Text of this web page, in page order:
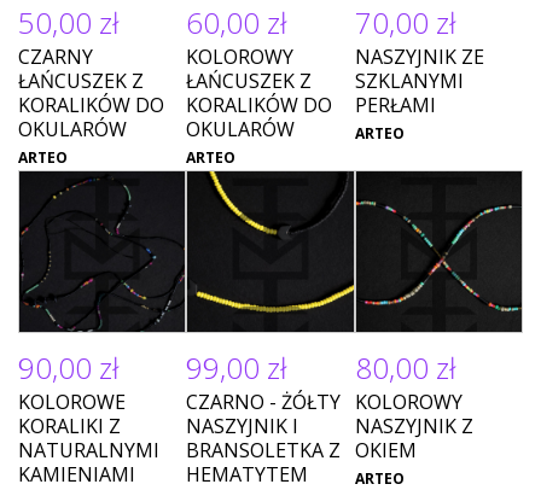
50,00 zł
CZARNY
ŁAŃCUSZEK Z
KORALIKÓW DO
OKULARÓW
ARTEO
60,00 zł
KOLOROWY
ŁAŃCUSZEK Z
KORALIKÓW DO
OKULARÓW
ARTEO
70,00 zł
NASZYJNIK ZE
SZKLANYMI
PERŁAMI
ARTEO
90,00 zł
KOLOROWE
KORALIKI Z
NATURALNYMI
KAMIENIAMI
99,00 zł
CZARNO - ŻÓŁTY
NASZYJNIK I
BRANSOLETKA Z
HEMATYTEM
80,00 zł
KOLOROWY
NASZYJNIK Z
OKIEM
ARTEO